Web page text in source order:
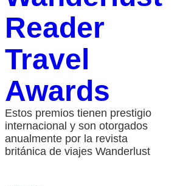
Reader
Travel
Awards
Estos premios tienen prestigio
internacional y son otorgados
anualmente por la revista
británica de viajes Wanderlust